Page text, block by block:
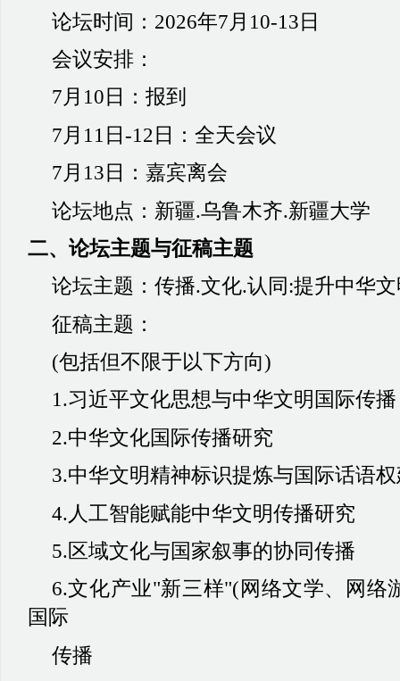
论坛时间 ： 2026年7月10-13日
会议安排：
7月10日 ： 报到
7月11日-12日 ： 全天会议
7月13日 ： 嘉宾离会
论坛地点 ： 新疆.乌鲁木齐.新疆大学
二、 论坛主题与征稿主题
论坛主题 ： 传播.文化.认同:提升中华
征稿主题 ：
(包括但不限于以下方向)
1.习近平文化思想与中华文明国际传播
2.中华文化国际传播研究
3.中华文明精神标识提炼与国际话语
4.人工智能赋能中华文明传播研究
5.区域文化与国家叙事的协同传播
6.文化产业"新三样"(网络文学、网络
国际
传播